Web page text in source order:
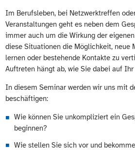
Im Berufsleben, bei Netzwerktreffen
Veranstaltungen geht es neben dem
immer auch um die Wirkung der
diese Situationen die Möglichkeit, neue
lernen oder bestehende Kontakte zu
Auftreten hängt ab, wie Sie dabei auf
In diesem Seminar werden wir uns mit
beschäftigen:
Wie können Sie unkompliziert ein
beginnen?
Wie stellen Sie sich vor und